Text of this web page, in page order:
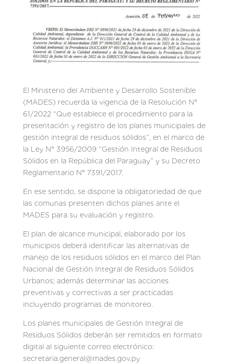
El Ministerio del Ambiente y Desarrollo Sostenible
(MADES) recuerda la vigencia de la Resolución N°
61/2022 “Que establece el procedimiento para la
presentación y registro de los planes municipales de
gestión integral de residuos sólidos”, en el marco de
la Ley N° 3956/2009 “Gestión Integral de Residuos
Sólidos en la República del Paraguay” y su Decreto
Reglamentario N° 7391/2017.
En ese sentido, se dispone la obligatoriedad de que
las comunas presenten dichos planes ante el
MADES para su evaluación y registro.
El plan de alcance municipal, elaborado por los
municipios deberá identificar las alternativas de
manejo de los residuos sólidos en el marco del Plan
Nacional de Gestión Integral de Residuos Sólidos
Urbanos; además determinar las acciones
preventivas y correctivas a ser practicadas
incluyendo programas de monitoreo.
Los planes municipales de Gestión Integral de
Residuos Sólidos deberán ser remitidos en formato
digital al siguiente correo electrónico:
secretaria.general@mades.gov.py